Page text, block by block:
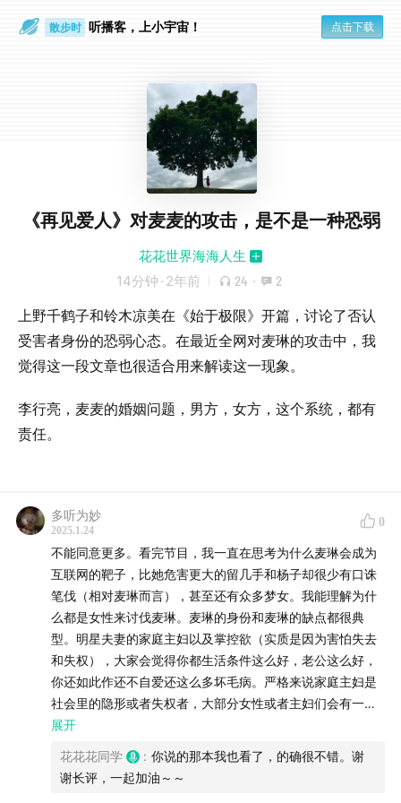
散步时 听播客，上小宇宙！ 点击下载
《再见爱人》对麦麦的攻击，是不是一种恐弱
花花世界海海人生
14分钟 · 2年前 24 · 2
上野千鹤子和铃木凉美在《始于极限》开篇，讨论了否认
受害者身份的恐弱心态。在最近全网对麦琳的攻击中，我
觉得这一段文章也很适合用来解读这一现象。
李行亮，麦麦的婚姻问题，男方，女方，这个系统，都有
责任。
多听为妙
2025.1.24
0
不能同意更多。看完节目，我一直在思考为什么麦琳会成为
互联网的靶子，比她危害更大的留几手和杨子却很少有口诛
笔伐（相对麦琳而言），甚至还有众多梦女。我能理解为什
么都是女性来讨伐麦琳。麦琳的身份和麦琳的缺点都很典
型。明星夫妻的家庭主妇以及掌控欲（实质是因为害怕失去
和失权），大家会觉得你都生活条件这么好，老公这么好，
你还如此作还不自爱还这么多坏毛病。严格来说家庭主妇是
社会里的隐形或者失权者，大部分女性或者主妇们会有一种
心态：我要完美才能避免无可指摘。当一个不完美主妇麦琳
也不是麦琳的错，是社会结构的问题。女性从小受到的教育
就是优雅、美…，做到更多的优点才能成为更好的男性伴
展开
花花花同学 : 你说的那本我也看了，的确很不错。谢
谢长评，一起加油～～